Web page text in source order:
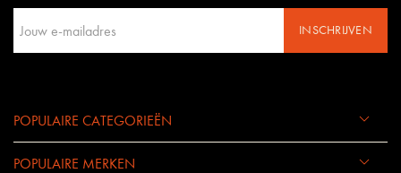
INSCHRIJVEN
POPULAIRE CATEGORIEËN
POPULAIRE MERKEN